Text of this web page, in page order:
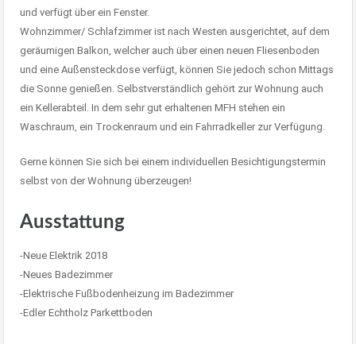
und verfügt über ein Fenster.
Wohnzimmer/ Schlafzimmer ist nach Westen ausgerichtet, auf dem
geräumigen Balkon, welcher auch über einen neuen Fliesenboden
und eine Außensteckdose verfügt, können Sie jedoch schon Mittags
die Sonne genießen. Selbstverständlich gehört zur Wohnung auch
ein Kellerabteil. In dem sehr gut erhaltenen MFH stehen ein
Waschraum, ein Trockenraum und ein Fahrradkeller zur Verfügung.
Gerne können Sie sich bei einem individuellen Besichtigungstermin
selbst von der Wohnung überzeugen!
Ausstattung
-Neue Elektrik 2018
-Neues Badezimmer
-Elektrische Fußbodenheizung im Badezimmer
-Edler Echtholz Parkettboden